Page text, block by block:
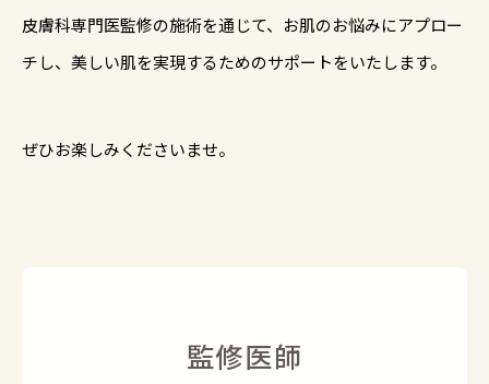
皮膚科専門医監修の施術を通じて、お肌のお悩みにアプロー
チし、美しい肌を実現するためのサポートをいたします。
ぜひお楽しみくださいませ。
監修医師